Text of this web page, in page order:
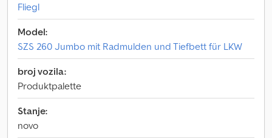
Fliegl
Model:
SZS 260 Jumbo mit Radmulden und Tiefbett für LKW
broj vozila:
Produktpalette
Stanje:
novo